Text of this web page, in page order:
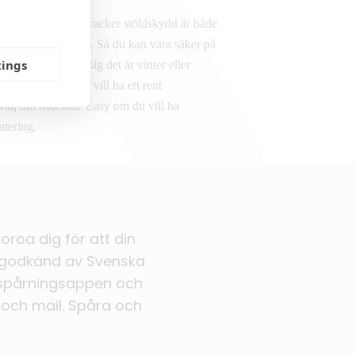
för NorthTracker stöldskydd är både
och vattentäta. Så du kan vara säker på
fungerar vare sig det är vinter eller
Scout 2.0 om du vill ha ett rent
om Machine Easy om du vill ha
dig för att din
av Svenska
och
mail. Spåra och